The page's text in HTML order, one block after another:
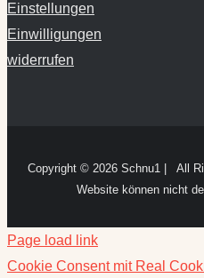
Einstellungen
Einwilligungen
widerrufen
Copyright © 2026 Schnu1 | All
Website können nicht
Page load link
Cookie Consent mit Real